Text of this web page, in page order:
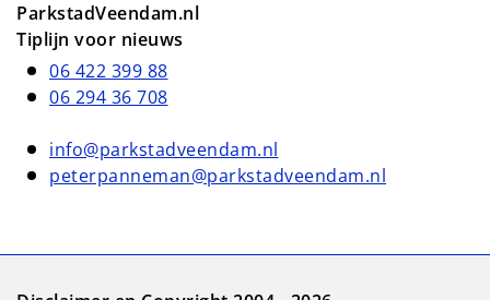
ParkstadVeendam.nl
Tiplijn voor nieuws
06 422 399 88
06 294 36 708
info@parkstadveendam.nl
peterpanneman@parkstadveendam.nl